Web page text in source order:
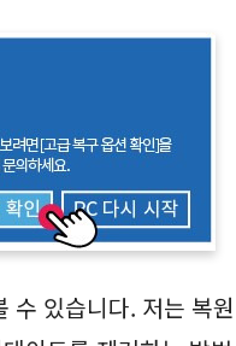
수 있습니다. 저는 복원